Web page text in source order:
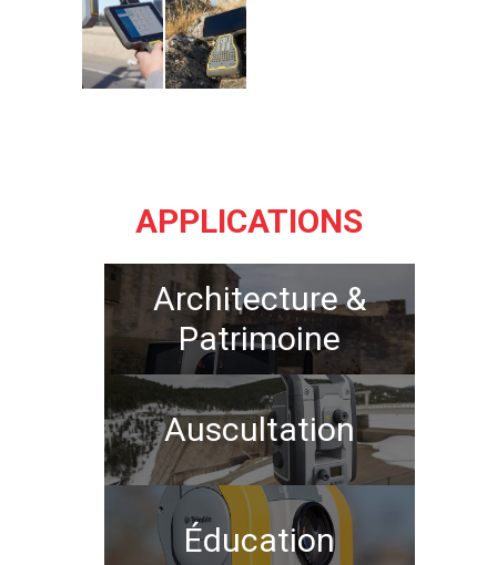
APPLICATIONS
Architecture &
Patrimoine
Auscultation
Éducation